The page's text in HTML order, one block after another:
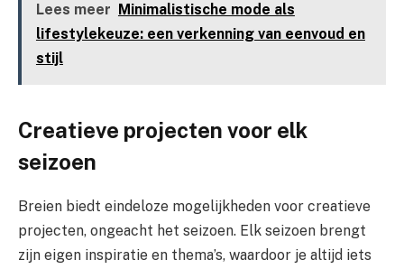
Lees meer
Minimalistische mode als
lifestylekeuze: een verkenning van eenvoud en
stijl
Creatieve projecten voor elk
seizoen
Breien biedt eindeloze mogelijkheden voor creatieve
projecten, ongeacht het seizoen. Elk seizoen brengt
zijn eigen inspiratie en thema’s, waardoor je altijd iets